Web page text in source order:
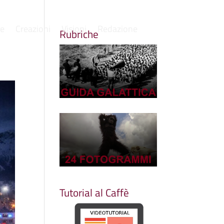
Visioni
Rubriche
Tutorial al Caffè